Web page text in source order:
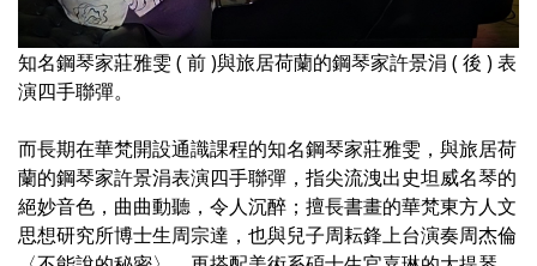
知名鋼琴家莊雅雯 ( 前 )與旅居荷蘭的鋼琴家許景涓 ( 後 ) 表
演四手聯彈。
而長期在華梵開設通識課程的知名鋼琴家莊雅雯，與旅居荷
蘭的鋼琴家許景涓表演四手聯彈，指尖流洩出史坦威名琴的
絕妙音色，曲曲動聽，令人沉醉；擅長書畫的華梵東方人文
思想研究所博士生周宗達，也與兒子周耘鋒上台演奏周杰倫